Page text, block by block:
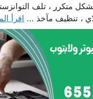
متكرر ، تلف
، تنظيف مآخذ ... اقرأ